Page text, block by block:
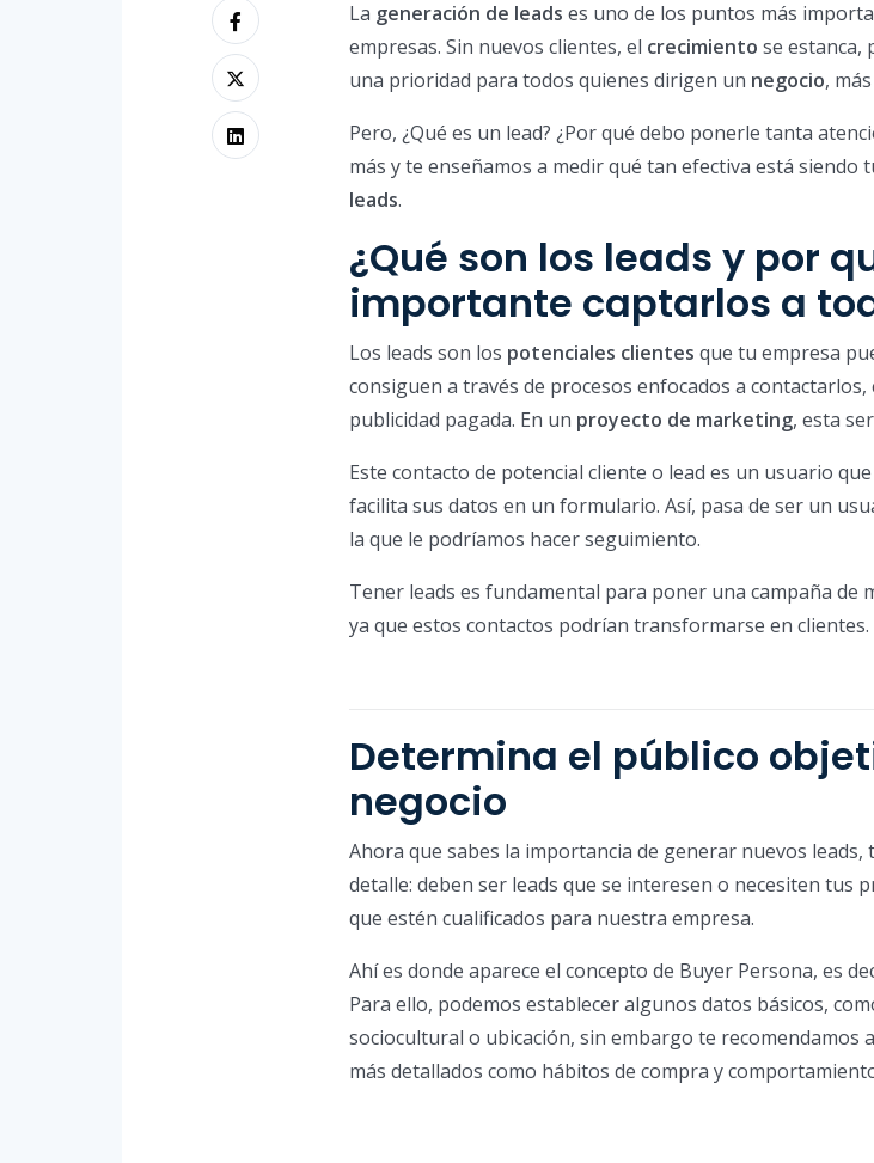
La generación de leads es uno de los puntos más
empresas. Sin nuevos clientes, el crecimiento se estanca,
una prioridad para todos quienes dirigen un negocio,
Pero, ¿Qué es un lead? ¿Por qué debo ponerle tanta
más y te enseñamos a medir qué tan efectiva está siendo
leads.
¿Qué son los leads y por
importante captarlos a
Los leads son los potenciales clientes que tu empresa
consiguen a través de procesos enfocados a
publicidad pagada. En un proyecto de marketing, esta
Este contacto de potencial cliente o lead es un usuario
facilita sus datos en un formulario. Así, pasa de ser un
la que le podríamos hacer seguimiento.
Tener leads es fundamental para poner una campaña de
ya que estos contactos podrían transformarse en clientes.
Determina el público
negocio
Ahora que sabes la importancia de generar nuevos leads,
detalle: deben ser leads que se interesen o necesiten tus
que estén cualificados para nuestra empresa.
Ahí es donde aparece el concepto de Buyer Persona, es
Para ello, podemos establecer algunos datos básicos,
sociocultural o ubicación, sin embargo te recomendamos
más detallados como hábitos de compra y